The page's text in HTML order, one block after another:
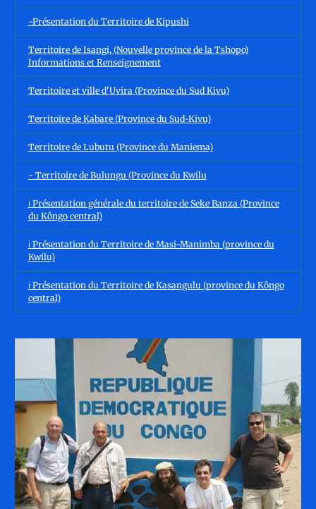
-Présentation du Territoire de Kipushi
Territoire de Isangi, (Nouvelle province de la Tshopo)
Informations et Renseignement
Territoire et ville d'Uvira (Province du Sud Kivu)
Territoire de Kabare (Province du Sud-Kivu)
Territoire de Lubutu (Province du Maniema)
- Territoire de Bulungu (Province du Kwilu
ℹ️ Présentation générale du territoire de Seke Banza (Province
du Kôngo central)
ℹ️ Présentation du Territoire de Masi-Manimba (province du
Kwilu)
ℹ️ Présentation du Territoire de Kasangulu (province du Kôngo
central)